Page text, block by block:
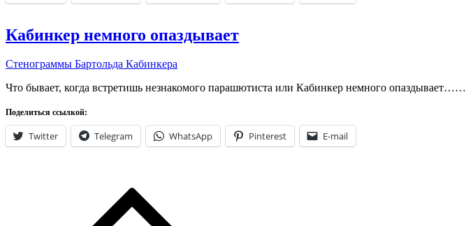
Кабинкер немного опаздывает
Стенограммы Бартольда Кабинкера
Что бывает, когда встретишь незнакомого парашютиста или Кабинкер немного опаздывает……
Поделиться ссылкой:
Twitter Telegram WhatsApp Pinterest E-mail